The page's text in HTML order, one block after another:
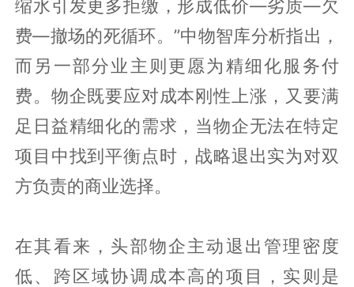
缩水引发更多拒缴，形成低价—劣质—欠
费—撤场的死循环。”中物智库分析指出，
而另一部分业主则更愿为精细化服务付
费。物企既要应对成本刚性上涨，又要满
足日益精细化的需求，当物企无法在特定
项目中找到平衡点时，战略退出实为对双
方负责的商业选择。
在其看来，头部物企主动退出管理密度
低、跨区域协调成本高的项目，实则是